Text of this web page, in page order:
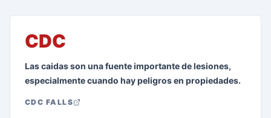
CDC
Las caidas son una fuente importante de lesiones,
especialmente cuando hay peligros en propiedades.
CDC FALLS